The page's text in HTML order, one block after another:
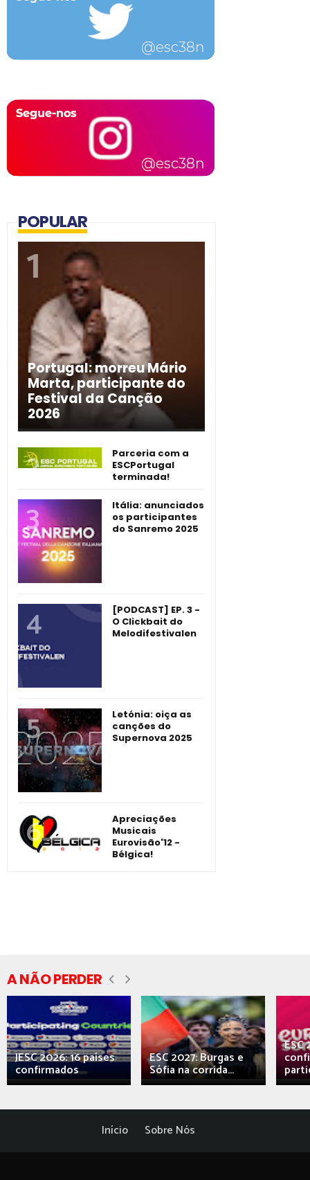
POPULAR
Portugal: morreu Mário
Marta, participante do
Festival da Canção
2026
Parceria com a
ESCPortugal
terminada!
Itália: anunciados
os participantes
do Sanremo 2025
[PODCAST] EP. 3 -
O Clickbait do
Melodifestivalen
Letónia: oiça as
canções do
Supernova 2025
Apreciações
Musicais
Eurovisão'12 -
Bélgica!
A NÃO PERDER
JESC 2026: 16 países
confirmados
ESC 2027: Burgas e
Sófia na corrida...
ESC
Início Sobre Nós